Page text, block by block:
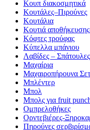
Κουπ διακοσμητικά
Κουτάλες–Πιρούνες
Κουτάλια
Κουτιά
Κόφτες τρούφας
Κύπελλα μπάνιου
Λαβίδες – Σπάτουλες
Μαχαίρια
Μαχαιροπήρουνα Σετ
Μπλέντερ
Μπολ
Μπολς για fruit
Ομπρελοθήκες
Ορντεβιέρες-
Πηρούνες